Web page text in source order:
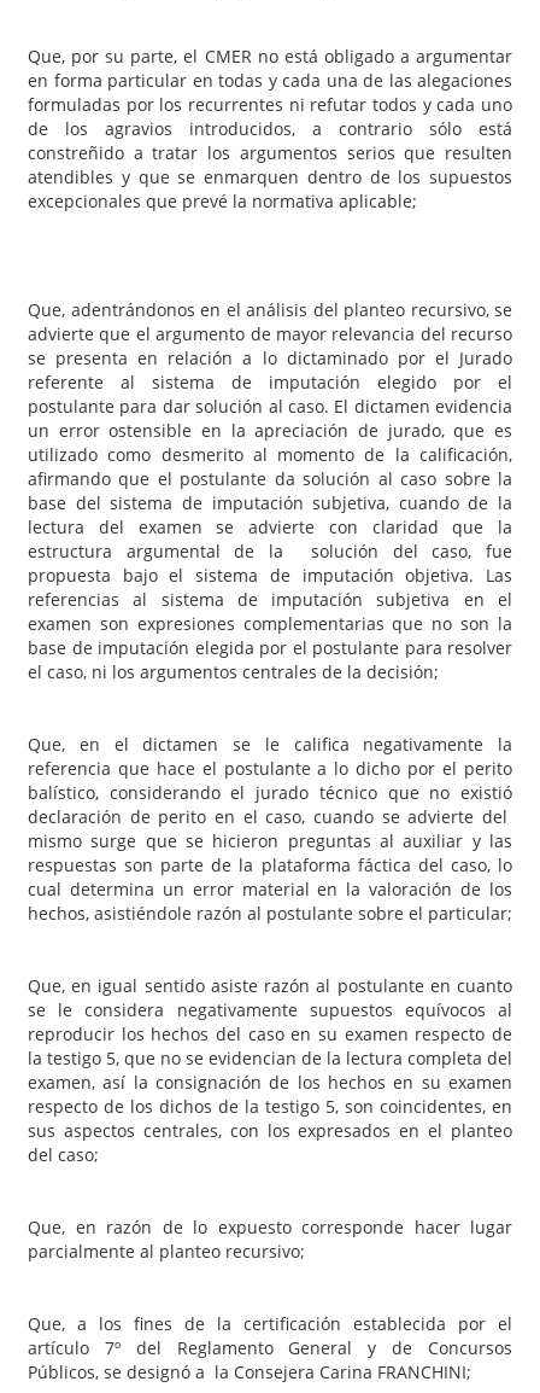
Que, por su parte, el CMER no está obligado a argumentar
en forma particular en todas y cada una de las alegaciones
formuladas por los recurrentes ni refutar todos y cada uno
de los agravios introducidos, a contrario sólo está
constreñido a tratar los argumentos serios que resulten
atendibles y que se enmarquen dentro de los supuestos
excepcionales que prevé la normativa aplicable;
Que, adentrándonos en el análisis del planteo recursivo, se
advierte que el argumento de mayor relevancia del recurso
se presenta en relación a lo dictaminado por el Jurado
referente al sistema de imputación elegido por el
postulante para dar solución al caso. El dictamen evidencia
un error ostensible en la apreciación de jurado, que es
utilizado como desmerito al momento de la calificación,
afirmando que el postulante da solución al caso sobre la
base del sistema de imputación subjetiva, cuando de la
lectura del examen se advierte con claridad que la
estructura argumental de la solución del caso, fue
propuesta bajo el sistema de imputación objetiva. Las
referencias al sistema de imputación subjetiva en el
examen son expresiones complementarias que no son la
base de imputación elegida por el postulante para resolver
el caso, ni los argumentos centrales de la decisión;
Que, en el dictamen se le califica negativamente la
referencia que hace el postulante a lo dicho por el perito
balístico, considerando el jurado técnico que no existió
declaración de perito en el caso, cuando se advierte del
mismo surge que se hicieron preguntas al auxiliar y las
respuestas son parte de la plataforma fáctica del caso, lo
cual determina un error material en la valoración de los
hechos, asistiéndole razón al postulante sobre el particular;
Que, en igual sentido asiste razón al postulante en cuanto
se le considera negativamente supuestos equívocos al
reproducir los hechos del caso en su examen respecto de
la testigo 5, que no se evidencian de la lectura completa del
examen, así la consignación de los hechos en su examen
respecto de los dichos de la testigo 5, son coincidentes, en
sus aspectos centrales, con los expresados en el planteo
del caso;
Que, en razón de lo expuesto corresponde hacer lugar
parcialmente al planteo recursivo;
Que, a los fines de la certificación establecida por el
artículo 7º del Reglamento General y de Concursos
Públicos, se designó a la Consejera Carina FRANCHINI;